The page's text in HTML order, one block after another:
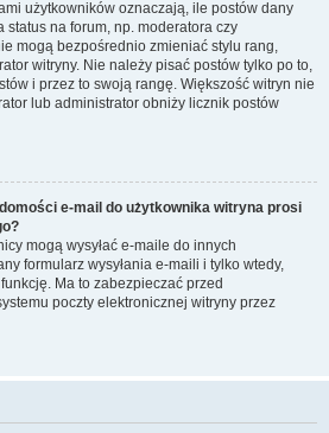
użytkowników oznaczają, ile postów dany
status na forum, np. moderatora czy
mogą bezpośrednio zmieniać stylu rang,
witryny. Nie należy pisać postów tylko po to,
i przez to swoją rangę. Większość witryn nie
lub administrator obniży licznik postów
e-mail do użytkownika witryna prosi
mogą wysyłać e-maile do innych
formularz wysyłania e-maili i tylko wtedy,
Ma to zabezpieczać przed
poczty elektronicznej witryny przez